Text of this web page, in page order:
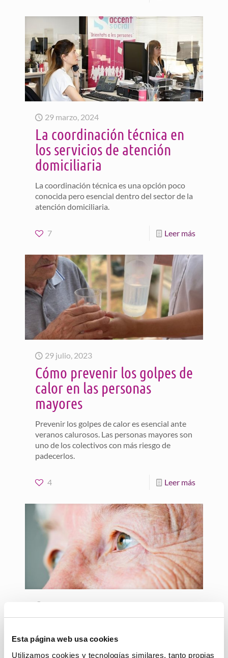
Esta página web usa cookies
Utilizamos cookies y tecnologías similares, tanto propias
29 marzo, 2024
La coordinación técnica en
los servicios de atención
domiciliaria
La coordinación técnica es una opción poco
conocida pero esencial dentro del sector de la
atención domiciliaria.
7 Leer más
29 julio, 2023
Cómo prevenir los golpes de
calor en las personas
mayores
Prevenir los golpes de calor es esencial ante
veranos calurosos. Las personas mayores son
uno de los colectivos con más riesgo de
padecerlos.
4 Leer más
Concienciemos sobre los
mitos del Alzheimer en
Pineda de Mar